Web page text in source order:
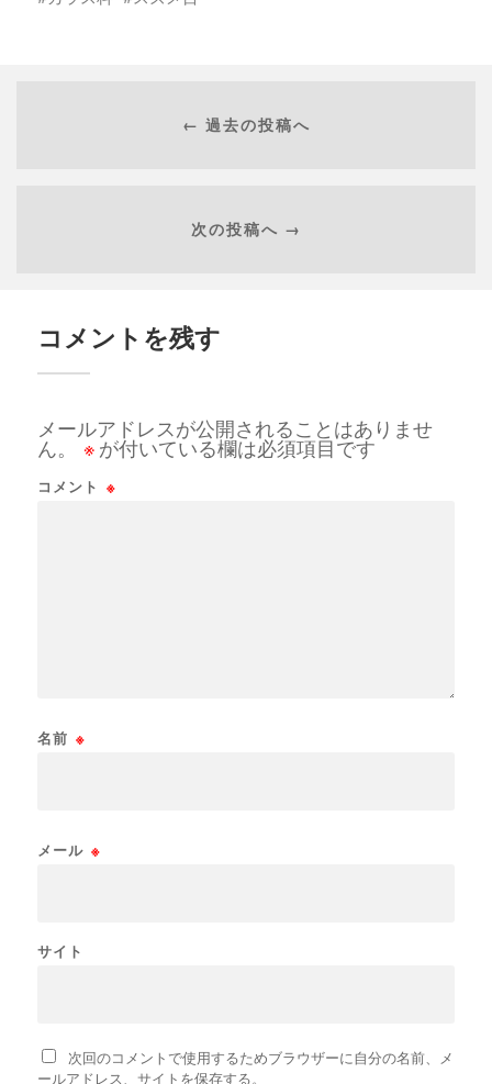
← 過去の投稿へ
次の投稿へ →
コメントを残す
メールアドレスが公開されることはありませ
ん。
※ が付いている欄は必須項目です
コメント ※
名前 ※
メール ※
サイト
次回のコメントで使用するためブラウザーに自分の名前、メ
ールアドレス、サイトを保存する。